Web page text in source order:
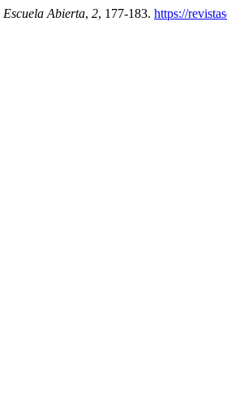
Escuela Abierta, 2, 177-183. https://